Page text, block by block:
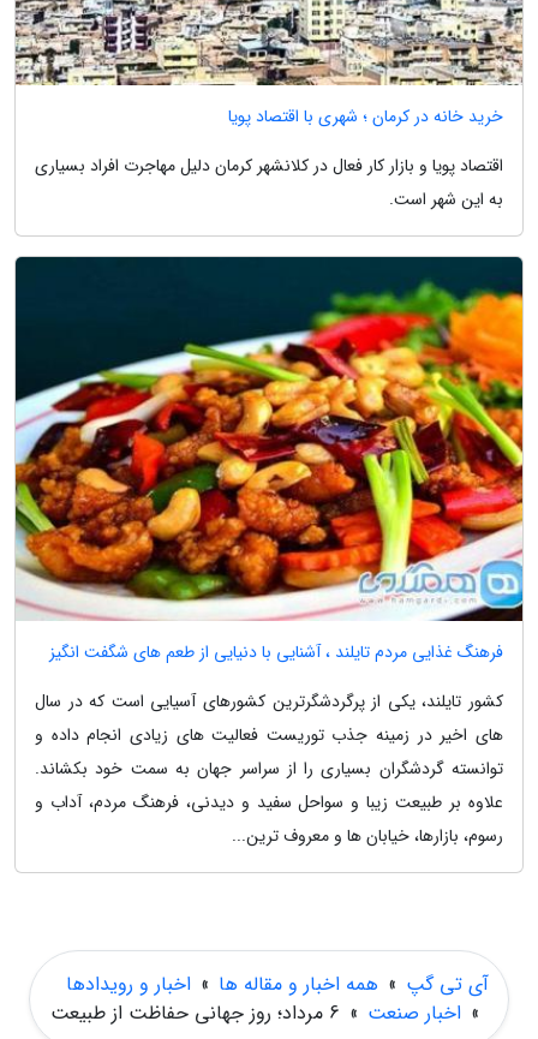
خرید خانه در کرمان ؛ شهری با اقتصاد پویا
اقتصاد پویا و بازار کار فعال در کلانشهر کرمان دلیل مهاجرت افراد بسیاری
به این شهر است.
فرهنگ غذایی مردم تایلند ، آشنایی با دنیایی از طعم های شگفت انگیز
کشور تایلند، یکی از پرگردشگرترین کشورهای آسیایی است که در سال
های اخیر در زمینه جذب توریست فعالیت های زیادی انجام داده و
توانسته گردشگران بسیاری را از سراسر جهان به سمت خود بکشاند.
علاوه بر طبیعت زیبا و سواحل سفید و دیدنی، فرهنگ مردم، آداب و
رسوم، بازارها، خیابان ها و معروف ترین...
آی تی گپ » همه اخبار و مقاله ها » اخبار و رویدادها
» اخبار صنعت » 6 مرداد؛ روز جهانی حفاظت از طبیعت